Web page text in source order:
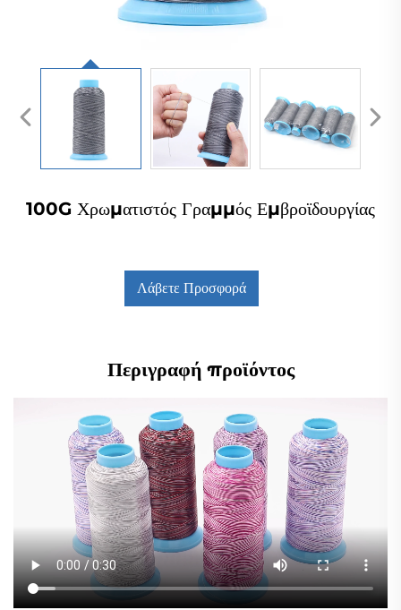
100G Χρωματιστός Γραμμός Εμβροϊδουργίας
Λάβετε Προσφορά
Περιγραφή προϊόντος